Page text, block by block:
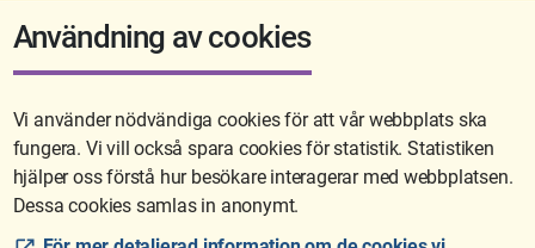
Sidan uppdaterades senast: 2026-05-26 08:19
Användning av cookies
Vi använder nödvändiga cookies för att vår webbplats ska
fungera. Vi vill också spara cookies för statistik. Statistiken
hjälper oss förstå hur besökare interagerar med webbplatsen.
Dessa cookies samlas in anonymt.